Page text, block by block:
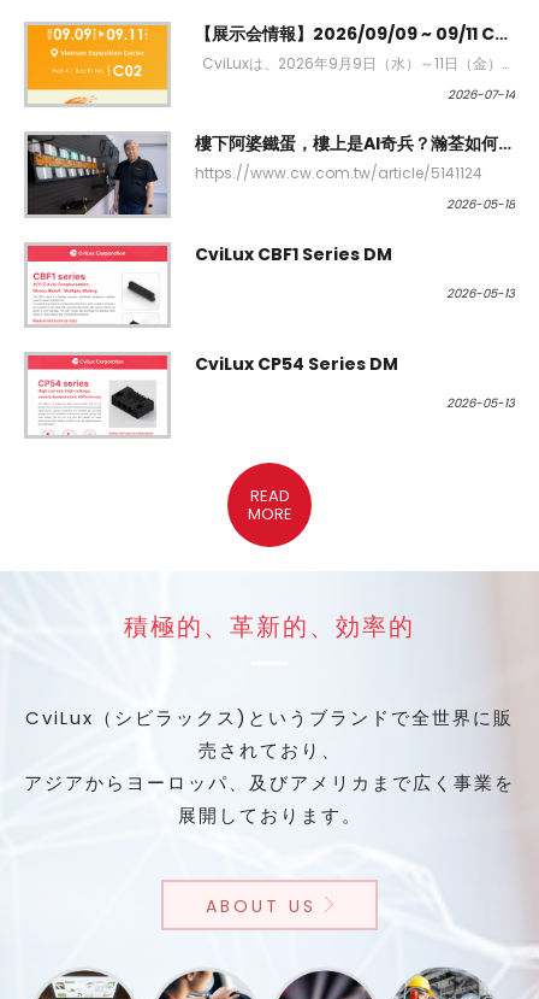
【展示会情報】2026/09/09 ~ 09/11 CMES Vietnam 2026
CviLuxは、2026年9月9日（水）～11日（金）に開催される CMES Vietnam 2026 ...
2026 07-14
樓下阿婆鐵蛋，樓上是AI奇兵？瀚荃如何從傳統3C成功攻入AI電源產業(天下雜誌)
https://www.cw.com.tw/article/5141124
2026 05-18
CviLux CBF1 Series DM
2026 05-13
CviLux CP54 Series DM
2026 05-13
READ
MORE
積極的、革新的、効率的
CviLux（シビラックス)というブランドで全世界に販
売されており、
アジアからヨーロッパ、及びアメリカまで広く事業を
展開しております。
ABOUT US